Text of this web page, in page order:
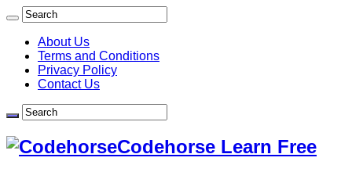
About Us
Terms and Conditions
Privacy Policy
Contact Us
Codehorse Learn Free